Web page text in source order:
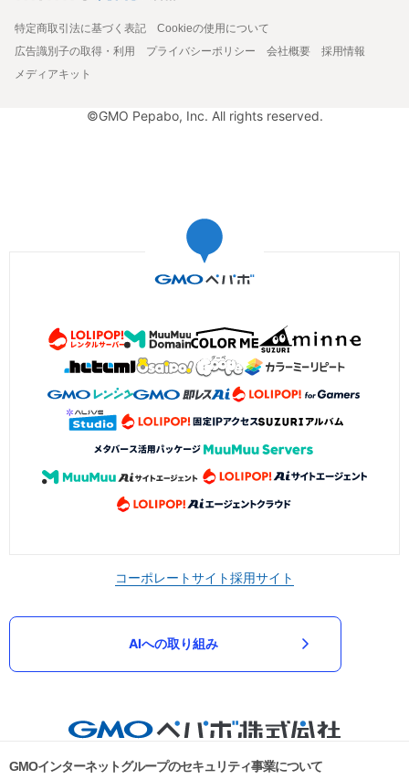
特定商取引法に基づく表記
Cookieの使用について
広告識別子の取得・利用
プライバシーポリシー 会社概要
採用情報
メディアキット
©GMO Pepabo, Inc. All rights reserved.
コーポレートサイト採用サイト
AIへの取り組み
GMOインターネットグループのセキュリティ事業について